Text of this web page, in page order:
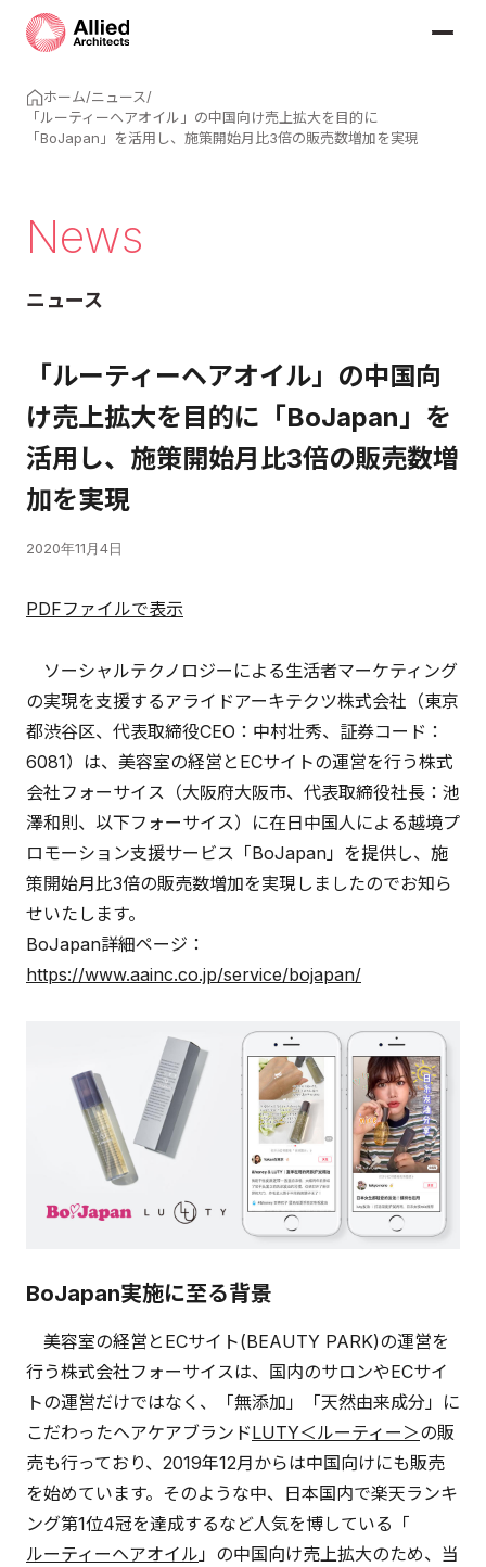
ホーム/ニュース/
「ルーティーヘアオイル」の中国向け売上拡大を目的に
「BoJapan」を活用し、施策開始月比3倍の販売数増加を実現
News
ニュース
「ルーティーヘアオイル」の中国向
け売上拡大を目的に「BoJapan」を
活用し、施策開始月比3倍の販売数増
加を実現
2020年11月4日
PDFファイルで表示
ソーシャルテクノロジーによる生活者マーケティング
の実現を支援するアライドアーキテクツ株式会社（東京
都渋谷区、代表取締役CEO：中村壮秀、証券コード：
6081）は、美容室の経営とECサイトの運営を行う株式
会社フォーサイス（大阪府大阪市、代表取締役社長：池
澤和則、以下フォーサイス）に在日中国人による越境プ
ロモーション支援サービス「BoJapan」を提供し、施
策開始月比3倍の販売数増加を実現しましたのでお知ら
せいたします。
BoJapan詳細ページ：
https://www.aainc.co.jp/service/bojapan/
BoJapan実施に至る背景
美容室の経営とECサイト(BEAUTY PARK)の運営を
行う株式会社フォーサイスは、国内のサロンやECサイ
トの運営だけではなく、「無添加」「天然由来成分」に
こだわったヘアケアブランドLUTY＜ルーティー＞の販
売も行っており、2019年12月からは中国向けにも販売
を始めています。そのような中、日本国内で楽天ランキ
ング第1位4冠を達成するなど人気を博している「
ルーティーヘアオイル」の中国向け売上拡大のため、当